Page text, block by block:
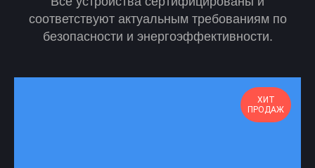
соответствуют актуальным требованиям по
безопасности и энергоэффективности.
ХИТ
ПРОДАЖ